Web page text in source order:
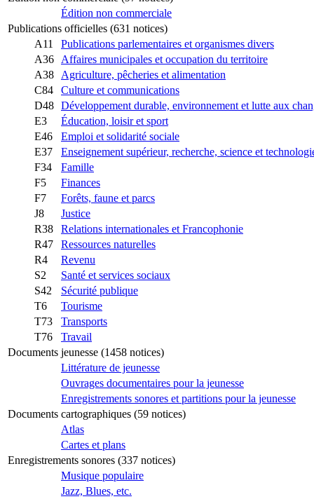
Édition non commerciale
Publications officielles (631 notices)
A11
Publications parlementaires et organismes divers
A36
Affaires municipales et occupation du territoire
A38
Agriculture, pêcheries et alimentation
C84
Culture et communications
D48 Développement durable, environnement et lutte aux
E3
Éducation, loisir et sport
E46
Emploi et solidarité sociale
E37
Enseignement supérieur, recherche, science et
F34
Famille
F5
Finances
F7
Forêts, faune et parcs
J8
Justice
R38
Relations internationales et Francophonie
R47
Ressources naturelles
R4
Revenu
S2
Santé et services sociaux
S42
Sécurité publique
T6
Tourisme
T73
Transports
T76
Travail
Documents jeunesse (1458 notices)
Littérature de jeunesse
Ouvrages documentaires pour la jeunesse
Enregistrements sonores et partitions pour la jeunesse
Documents cartographiques (59 notices)
Atlas
Cartes et plans
Enregistrements sonores (337 notices)
Musique populaire
Jazz, Blues, etc.